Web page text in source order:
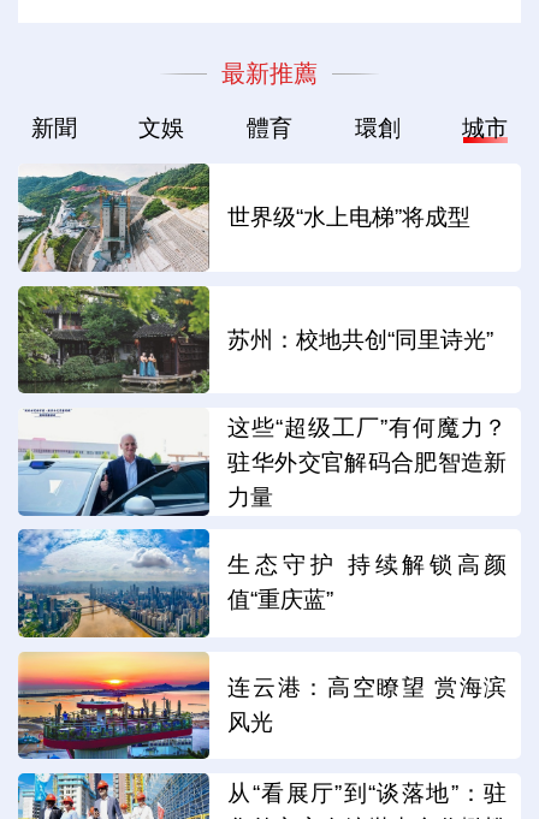
最新推薦
新聞 文娛 體育 環創 城市
世界级“水上电梯”将成型
苏州：校地共创“同里诗光”
这些“超级工厂”有何魔力？
驻华外交官解码合肥智造新
力量
生态守护 持续解锁高颜
值“重庆蓝”
连云港：高空瞭望 赏海滨
风光
从“看展厅”到“谈落地”：驻